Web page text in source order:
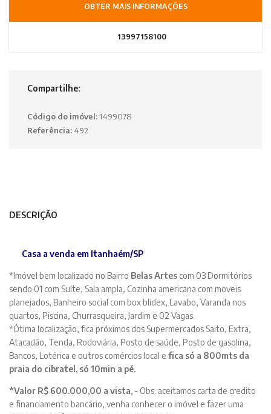
OBTER MAIS INFORMAÇÕES
13997158100
Compartilhe:
Código do imóvel:1499078
Referência: 492
DESCRIÇÃO
Casa a venda em Itanhaém/SP
*Imóvel bem localizado no Bairro Belas Artes com 03 Dormitórios
sendo 01 com Suíte, Sala ampla, Cozinha americana com moveis
planejados, Banheiro social com box blidex, Lavabo, Varanda nos
quartos, Piscina, Churrasqueira, Jardim e 02 Vagas.
*Ótima localização, fica próximos dos Supermercados Saito, Extra,
Atacadão, Tenda, Rodoviária, Posto de saúde, Posto de gasolina,
Bancos, Lotérica e outros comércios local e fica só a 800mts da
praia do cibratel, só 10min a pé.
*Valor R$ 600.000,00 a vista, - Obs. aceitamos carta de credito
e financiamento bancário, venha conhecer o imóvel e fazer uma